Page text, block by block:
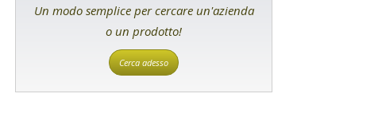
Un modo semplice per cercare un'azienda
o un prodotto!
Cerca adesso